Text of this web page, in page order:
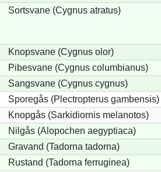
Sortsvane (Cygnus atratus)
Knopsvane (Cygnus olor)
Pibesvane (Cygnus columbianus)
Sangsvane (Cygnus cygnus)
Sporegås (Plectropterus gambensis)
Knopgås (Sarkidiornis melanotos)
Nilgås (Alopochen aegyptiaca)
Gravand (Tadorna tadorna)
Rustand (Tadorna ferruginea)